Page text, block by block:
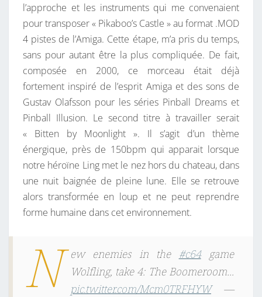
O
L
F
L
I
N
G
R
E
L
O
A
D
E
l’approche et les instruments qui me convenaient
pour transposer « Pikaboo’s Castle » au format .MOD
4 pistes de l’Amiga. Cette étape, m’a pris du temps,
sans pour autant être la plus compliquée. De fait,
composée en 2000, ce morceau était déjà
fortement inspiré de l’esprit Amiga et des sons de
Gustav Olafsson pour les séries Pinball Dreams et
Pinball Illusion. Le second titre à travailler serait
« Bitten by Moonlight ». Il s’agit d’un thème
énergique, près de 150bpm qui apparait lorsque
notre héroïne Ling met le nez hors du chateau, dans
une nuit baignée de pleine lune. Elle se retrouve
alors transformée en loup et ne peut reprendre
forme humaine dans cet environnement.
N ew enemies in the#c64game
Wolfling, take 4: The Boomeroom…
pic.twitter.com/Mcm0TRFHYW
—